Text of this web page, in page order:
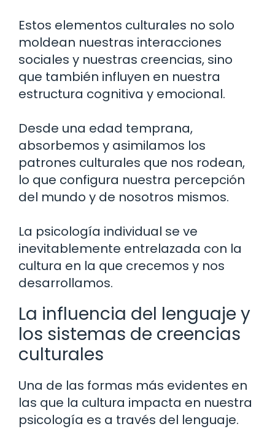
Estos elementos culturales no solo
moldean nuestras interacciones
sociales y nuestras creencias, sino
que también influyen en nuestra
estructura cognitiva y emocional.
Desde una edad temprana,
absorbemos y asimilamos los
patrones culturales que nos rodean,
lo que configura nuestra percepción
del mundo y de nosotros mismos.
La psicología individual se ve
inevitablemente entrelazada con la
cultura en la que crecemos y nos
desarrollamos.
La influencia del lenguaje y
los sistemas de creencias
culturales
Una de las formas más evidentes en
las que la cultura impacta en nuestra
psicología es a través del lenguaje.